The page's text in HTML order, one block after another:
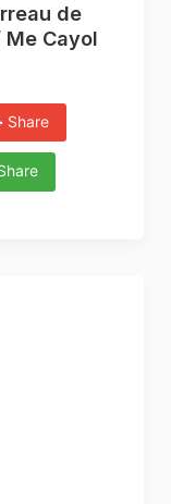
de
Me Cayol
Share